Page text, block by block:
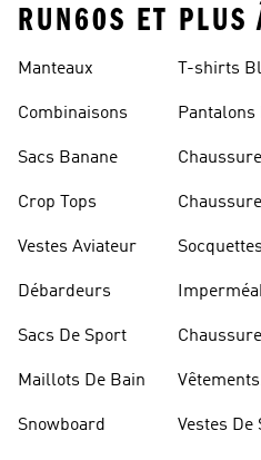
RUN60S ET PLUS
Manteaux
Combinaisons
Sacs Banane
Crop Tops
Vestes Aviateur
Débardeurs
Sacs De Sport
Maillots De Bain
Snowboard
T-shirts
Pantalons
Socquettes
Vêtements
Vestes De